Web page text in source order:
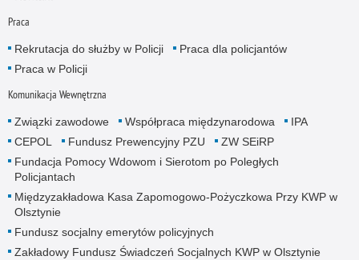
Praca
Rekrutacja do służby w Policji
Praca dla policjantów
Praca w Policji
Komunikacja Wewnętrzna
Związki zawodowe Współpraca międzynarodowa
IPA
CEPOL
Fundusz Prewencyjny PZU
ZW SEiRP
Fundacja Pomocy Wdowom i Sierotom po Poległych
Policjantach
Międzyzakładowa Kasa Zapomogowo-Pożyczkowa Przy KWP w
Olsztynie
Fundusz socjalny emerytów policyjnych
Zakładowy Fundusz Świadczeń Socjalnych KWP w Olsztynie